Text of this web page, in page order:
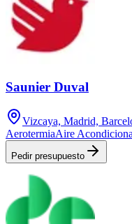
Saunier Duval
Vizcaya, Madrid,
AerotermiaAire
Pedir presupuesto